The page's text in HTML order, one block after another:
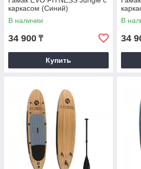
каркасом (Синий)
В наличии
34 900 ₸
Купить
В
34